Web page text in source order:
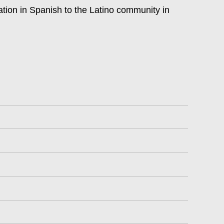
in Spanish to the Latino community in